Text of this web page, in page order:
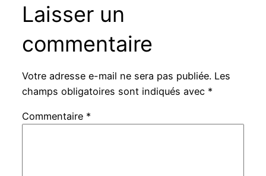
Laisser un
commentaire
Votre adresse e-mail ne sera pas publiée. Les
champs obligatoires sont indiqués avec *
Commentaire *